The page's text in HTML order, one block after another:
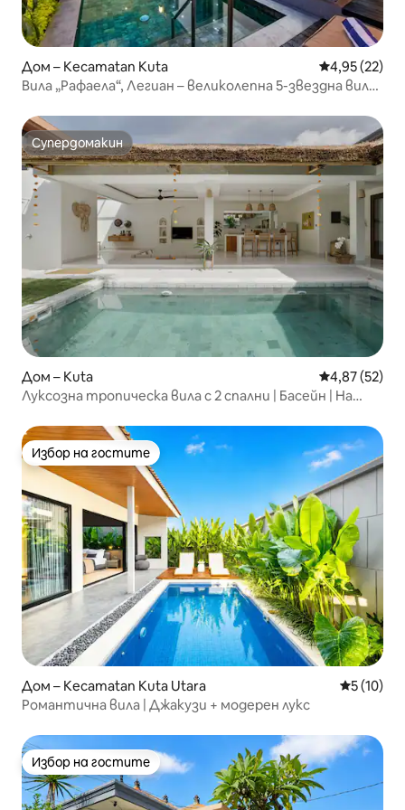
Дом – Kecamatan Kuta Средна
4,95 (22)
Вила „Рафаела“, Легиан – великолепна 5-звездна вила
Супердомакин
Супердомакин
Дом – Kuta Средна
4,87 (52)
Луксозна тропическа вила с 2 спални | Басейн | На
Избор на гостите
Избор на гостите
Дом – Kecamatan Kuta Utara Средна
5 (10)
Романтична вила | Джакузи + модерен лукс
Избор на гостите
Избор на гостите